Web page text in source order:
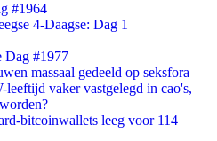
#1964
4-Daagse: Dag 1
Dag #1977
massaal gedeeld op seksfora
vaker vastgelegd in cao's,
bitcoinwallets leeg voor 114